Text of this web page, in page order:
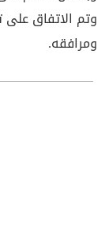
وتم الاتفاق
ومرافقه.